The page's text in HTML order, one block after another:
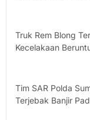
Truk Rem Blong
Kecelakaan
Tim SAR Polda
Terjebak Banjir